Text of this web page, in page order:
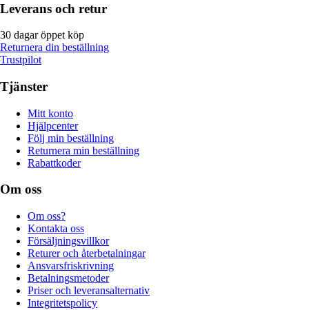
Leverans och retur
30 dagar öppet köp
Returnera din beställning
Trustpilot
Tjänster
Mitt konto
Hjälpcenter
Följ min beställning
Returnera min beställning
Rabattkoder
Om oss
Om oss?
Kontakta oss
Försäljningsvillkor
Returer och återbetalningar
Ansvarsfriskrivning
Betalningsmetoder
Priser och leveransalternativ
Integritetspolicy